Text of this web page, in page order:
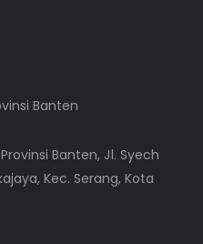
Banten
Banten, Jl. Syech
Kec. Serang, Kota